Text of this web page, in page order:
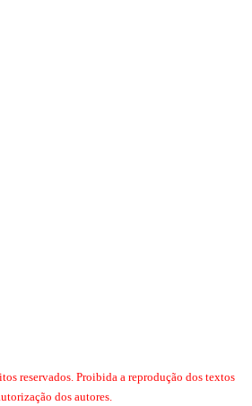
reservados. Proibida a reprodução dos textos
dos autores.